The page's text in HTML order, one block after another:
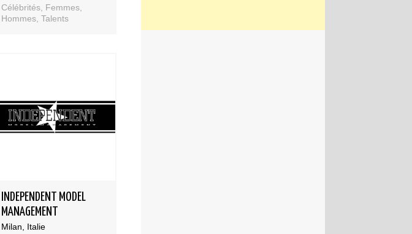
Célébrités, Femmes,
Hommes, Talents
INDEPENDENT MODEL
MANAGEMENT
Milan, Italie